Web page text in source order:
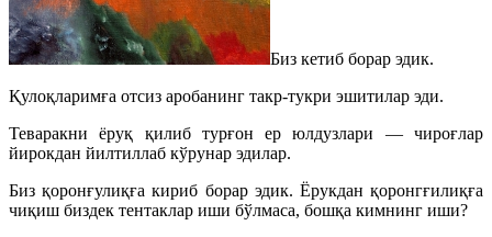
Биз кетиб борар эдик.
Қулоқларимға отсиз аробанинг такр-тукри эшитилар эди.
Теваракни ёруқ қилиб турғон ер юлдузлари — чироғлар
йирокдан йилтиллаб кўрунар эдилар.
Биз қоронғулиқға кириб борар эдик. Ёрукдан қоронгғилиқға
чиқиш биздек тентаклар иши бўлмаса, бошқа кимнинг иши?